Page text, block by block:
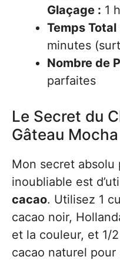
Glaçage : 1
Temps Total
minutes
Nombre de
parfaites
Le Secret du
Gâteau
Mon secret absolu
inoubliable est
cacao. Utilisez 1
cacao noir,
et la couleur, et 1/
cacao naturel